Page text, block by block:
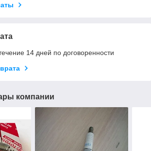
14 дней по договоренности
компании